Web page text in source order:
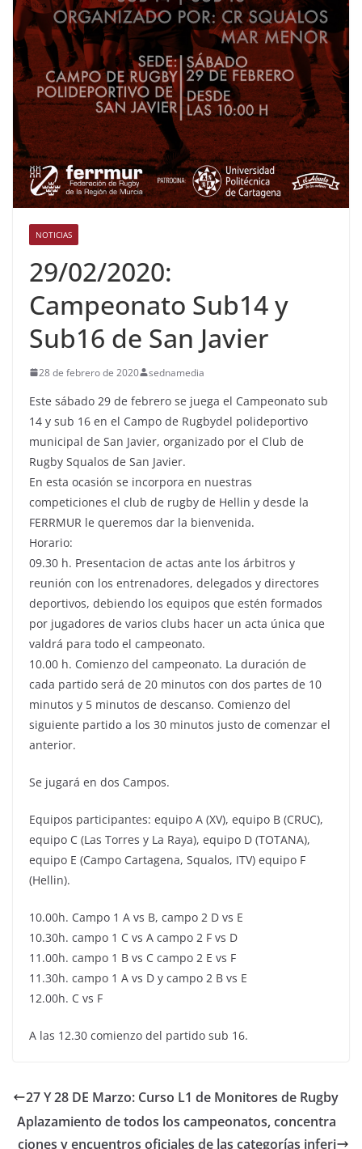
NOTICIAS
29/02/2020:
Campeonato Sub14 y
Sub16 de San Javier
28 de febrero de 2020 sednamedia
Este sábado 29 de febrero se juega el Campeonato sub
14 y sub 16 en el Campo de Rugbydel polideportivo
municipal de San Javier, organizado por el Club de
Rugby Squalos de San Javier.
En esta ocasión se incorpora en nuestras
competiciones el club de rugby de Hellin y desde la
FERRMUR le queremos dar la bienvenida.
Horario:
09.30 h. Presentacion de actas ante los árbitros y
reunión con los entrenadores, delegados y directores
deportivos, debiendo los equipos que estén formados
por jugadores de varios clubs hacer un acta única que
valdrá para todo el campeonato.
10.00 h. Comienzo del campeonato. La duración de
cada partido será de 20 minutos con dos partes de 10
minutos y 5 minutos de descanso. Comienzo del
siguiente partido a los 30 minutos justo de comenzar el
anterior.
Se jugará en dos Campos.
Equipos participantes: equipo A (XV), equipo B (CRUC),
equipo C (Las Torres y La Raya), equipo D (TOTANA),
equipo E (Campo Cartagena, Squalos, ITV) equipo F
(Hellin).
10.00h. Campo 1 A vs B, campo 2 D vs E
10.30h. campo 1 C vs A campo 2 F vs D
11.00h. campo 1 B vs C campo 2 E vs F
11.30h. campo 1 A vs D y campo 2 B vs E
12.00h. C vs F
A las 12.30 comienzo del partido sub 16.
27 Y 28 DE Marzo: Curso L1 de Monitores de Rugby
Aplazamiento de todos los campeonatos, concentra
ciones y encuentros oficiales de las categorías inferi